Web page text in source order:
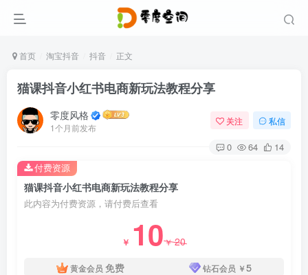
首页 淘宝抖音 抖音 正文
猫课抖音小红书电商新玩法教程分享
零度风格
1个月前发布
关注 私信
0 64 14
猫课抖音小红书电商新玩法教程分享
此内容为付费资源，请付费后查看
￥ 10￥20
黄金会员 免费 钻石会员 ￥5
付费资源